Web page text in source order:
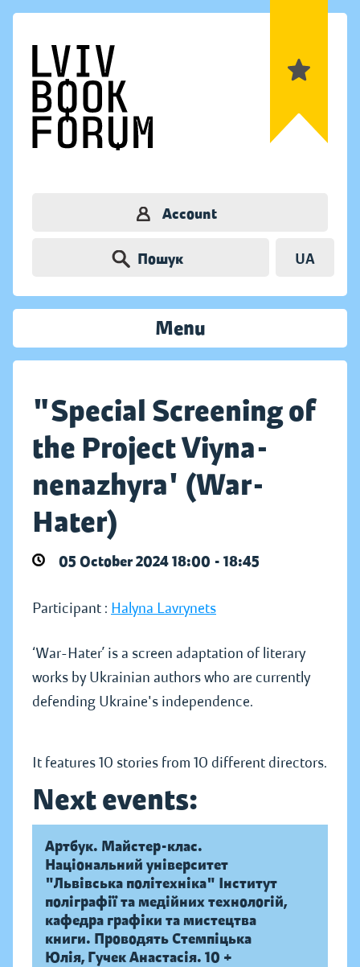
Account
Пошук UA
Menu
"Special Screening of
the Project Viyna-
nenazhyra' (War-
Hater)
05 October 2024 18:00 - 18:45
Participant : Halyna Lavrynets
‘War-Hater’ is a screen adaptation of literary
works by Ukrainian authors who are currently
defending Ukraine's independence.
It features 10 stories from 10 different directors.
Next events:
Артбук. Майстер-клас.
Національний університет
"Львівська політехніка" Інститут
поліграфії та медійних технологій,
кафедра графіки та мистецтва
книги. Проводять Стемпіцька
Юлія, Гучек Анастасія. 10 +